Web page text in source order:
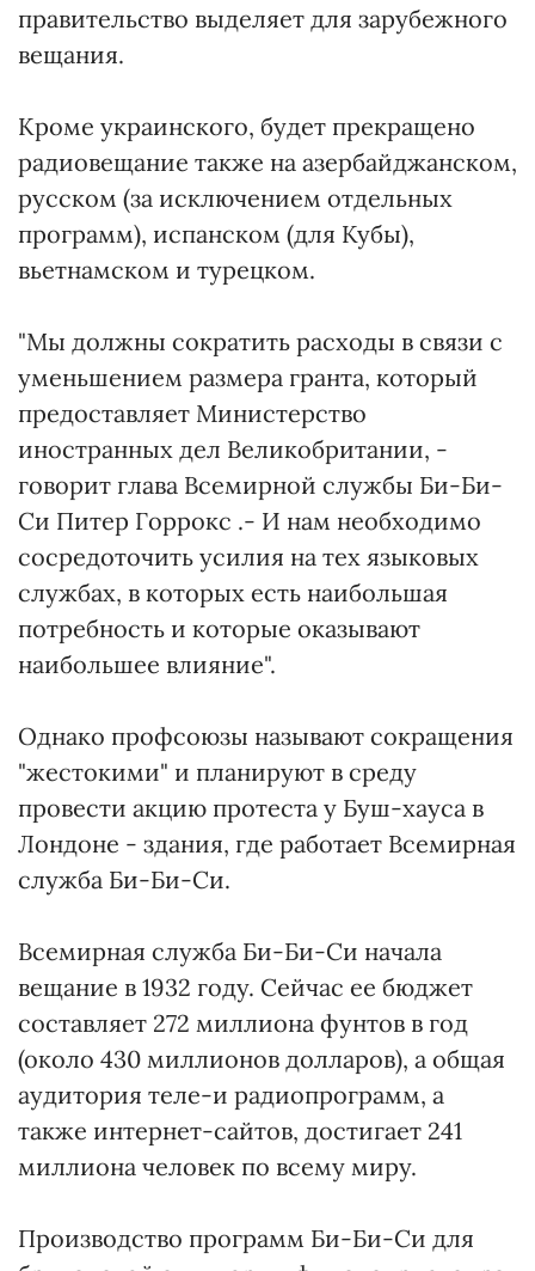
правительство выделяет для зарубежного
вещания.
Кроме украинского, будет прекращено
радиовещание также на азербайджанском,
русском (за исключением отдельных
программ), испанском (для Кубы),
вьетнамском и турецком.
"Мы должны сократить расходы в связи с
уменьшением размера гранта, который
предоставляет Министерство
иностранных дел Великобритании, -
говорит глава Всемирной службы Би-Би-
Си Питер Горрокс .- И нам необходимо
сосредоточить усилия на тех языковых
службах, в которых есть наибольшая
потребность и которые оказывают
наибольшее влияние".
Однако профсоюзы называют сокращения
"жестокими" и планируют в среду
провести акцию протеста у Буш-хауса в
Лондоне - здания, где работает Всемирная
служба Би-Би-Си.
Всемирная служба Би-Би-Си начала
вещание в 1932 году. Сейчас ее бюджет
составляет 272 миллиона фунтов в год
(около 430 миллионов долларов), а общая
аудитория теле-и радиопрограмм, а
также интернет-сайтов, достигает 241
миллиона человек по всему миру.
Производство программ Би-Би-Си для